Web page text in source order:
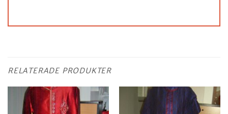
RELATERADE PRODUKTER